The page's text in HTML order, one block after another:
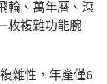
輪、萬年曆、滾
枚複雜功能腕
雜性，年產僅6